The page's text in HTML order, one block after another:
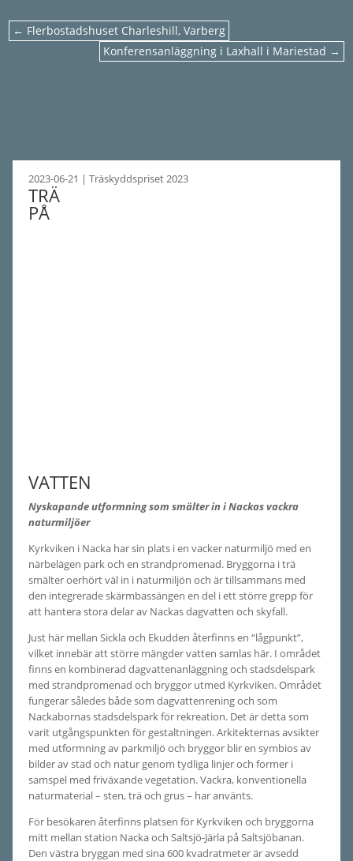
← Flerbostadshuset Charleshill, Varberg
Konferensanläggning i Laxhall i Mariestad →
2023-06-21 | Träskyddspriset 2023
TRÄ
PÅ
VATTEN
Nyskapande utformning som smälter in i Nackas vackra
naturmiljöer
Kyrkviken i Nacka har sin plats i en vacker naturmiljö med en
närbelägen park och en strandpromenad. Bryggorna i trä
smälter oerhört väl in i naturmiljön och är tillsammans med
den integrerade skärmbassängen en del i ett större grepp för
att hantera stora delar av Nackas dagvatten och skyfall.
Just här mellan Sickla och Ekudden återfinns en “lågpunkt”,
vilket innebär att större mängder vatten samlas här. I området
finns en kombinerad dagvattenanläggning och stadsdelspark
med strandpromenad och bryggor utmed Kyrkviken. Området
fungerar således både som dagvattenrening och som
Nackabornas stadsdelspark för rekreation. Det är detta som
varit utgångspunkten för gestaltningen. Arkitekternas avsikter
med utformning av parkmiljö och bryggor blir en symbios av
bilder av stad och natur genom tydliga linjer och former i
samspel med friväxande vegetation. Vackra, konventionella
naturmaterial – sten, trä och grus – har använts.
För besökaren återfinns platsen för Kyrkviken och bryggorna
mitt mellan station Nacka och Saltsjö-Järla på Saltsjöbanan.
Den västra bryggan med sina 600 kvadratmeter är avsedd